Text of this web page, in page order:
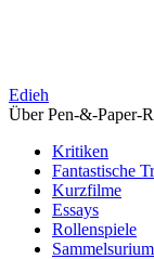
Edieh
Über Pen-&-Paper-
Kritiken
Fantastische
Kurzfilme
Essays
Rollenspiele
Sammelsurium